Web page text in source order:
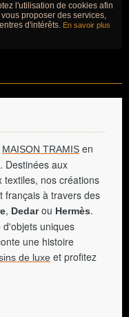
l'utilisation de cookies afin
proposer des services,
d'intérêts. En savoir plus
MAISON TRAMIS en
Destinées aux
nos créations
français à travers des
, Dedarou Hermès.
d'objets uniques
une histoire
de luxe et profitez